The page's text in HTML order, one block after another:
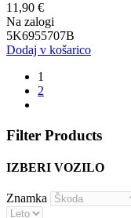
11,90 €
Na zalogi
5K6955707B
Dodaj v košarico
1
2
Filter Products
IZBERI VOZILO
Znamka